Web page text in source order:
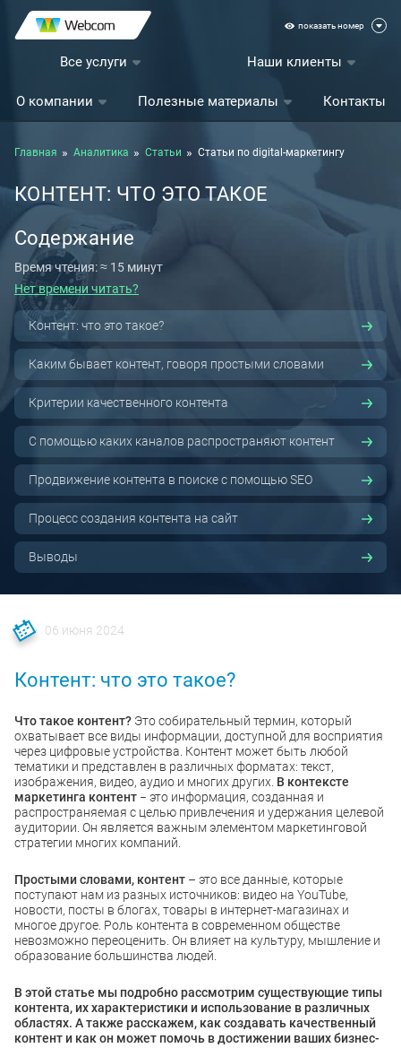
показать номер
Все услуги Наши клиенты
О компании Полезные материалы Контакты
Главная Аналитика Статьи Статьи по digital-маркетингу
КОНТЕНТ: ЧТО ЭТО ТАКОЕ
Содержание
Время чтения: ≈ 15 минут
Нет времени читать?
Контент: что это такое?
Каким бывает контент, говоря простыми словами
Критерии качественного контента
С помощью каких каналов распространяют контент
Продвижение контента в поиске с помощью SEO
Процесс создания контента на сайт
Выводы
06 июня 2024
Контент: что это такое?
Что такое контент? Это собирательный термин, который
охватывает все виды информации, доступной для восприятия
через цифровые устройства. Контент может быть любой
тематики и представлен в различных форматах: текст,
изображения, видео, аудио и многих других. В контексте
маркетинга контент − это информация, созданная и
распространяемая с целью привлечения и удержания целевой
аудитории. Он является важным элементом маркетинговой
стратегии многих компаний.
Простыми словами, контент – это все данные, которые
поступают нам из разных источников: видео на YouTube,
новости, посты в блогах, товары в интернет-магазинах и
многое другое. Роль контента в современном обществе
невозможно переоценить. Он влияет на культуру, мышление и
образование большинства людей.
В этой статье мы подробно рассмотрим существующие типы
контента, их характеристики и использование в различных
областях. А также расскажем, как создавать качественный
контент и как он может помочь в достижении ваших бизнес-